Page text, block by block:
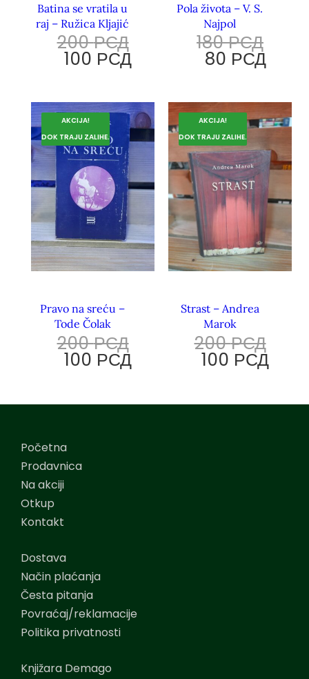
Batina se vratila u
raj – Ružica Kljajić
200РСД
100 РСД
Pola života – V. S.
Najpol
180РСД
80 РСД
AKCIJA!
DOK TRAJU ZALIHE.
Pravo na sreću –
Tode Čolak
200РСД
100 РСД
AKCIJA!
DOK TRAJU ZALIHE.
Strast – Andrea
Marok
200РСД
100 РСД
Početna
Prodavnica
Na akciji
Otkup
Kontakt
Dostava
Način plaćanja
Česta pitanja
Povraćaj/reklamacije
Politika privatnosti
Knjižara Demago